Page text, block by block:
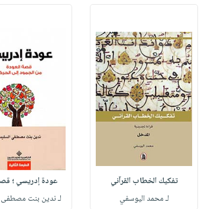
تفكيك الخطاب القرآني
لـ محمد اليوسفي
عودة إدريسي ؛
لـ ندين بنت مصطفى